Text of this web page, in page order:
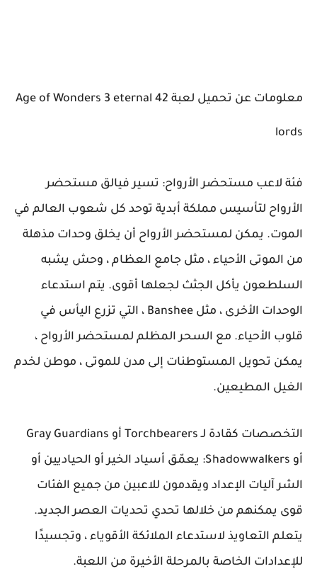
معلومات عن تحميل لعبة 42 Age of Wonders 3 eternal
lords
فئة لاعب مستحضر الأرواح: تسير فيالق مستحضر
الأرواح لتأسيس مملكة أبدية توحد كل شعوب العالم في
الموت. يمكن لمستحضر الأرواح أن يخلق وحدات مذهلة
من الموتى الأحياء ، مثل جامع العظام ، وحش يشبه
السلطعون يأكل الجثث لجعلها أقوى. يتم استدعاء
الوحدات الأخرى ، مثل Banshee ، التي تزرع اليأس في
قلوب الأحياء. مع السحر المظلم لمستحضر الأرواح ،
يمكن تحويل المستوطنات إلى مدن للموتى ، موطن لخدم
الغيل المطيعين.
التخصصات كقادة لـ Torchbearers أو Gray Guardians
أو Shadowwalkers: يعمّق أسياد الخير أو الحياديين أو
الشر آليات الإعداد ويقدمون للاعبين من جميع الفئات
قوى يمكنهم من خلالها تحدي تحديات العصر الجديد.
يتعلم التعاويذ لاستدعاء الملائكة الأقوياء ، وتجسيدًا
للإعدادات الخاصة بالمرحلة الأخيرة من اللعبة.